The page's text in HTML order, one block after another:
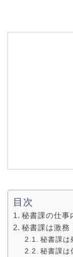
目次
秘書課の仕事
秘書課は激務
秘書課は
秘書課は